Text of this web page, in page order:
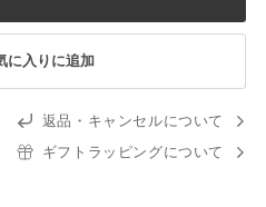
に入りに追加
返品・キャンセルについて
ギフトラッピングについて